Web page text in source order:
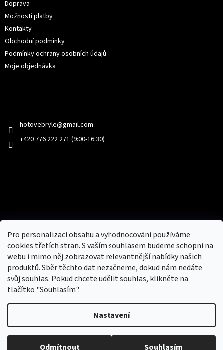
Pro personalizaci obsahu a vyhodnocování používáme
cookies třetích stran. S vaším souhlasem budeme schopni na
webu i mimo něj zobrazovat relevantnější nabídky našich
produktů. Sběr těchto dat nezačneme, dokud nám nedáte
svůj souhlas. Pokud chcete udělit souhlas, klikněte na
tlačítko "Souhlasím".
Nastavení
Odmítnout Souhlasím
Doprava
Možností platby
Kontakty
Obchodní podmínky
Podmínky ochrany osobních údajů
Moje objednávka
hotovebryle@gmail.com
+420 776 222 271 (9:00-16:30)
Nový obchod s batohy, cestovními zavazadly, tašky a peněženky
Copyright 2026hotovebryle.cz
. Všechna práva